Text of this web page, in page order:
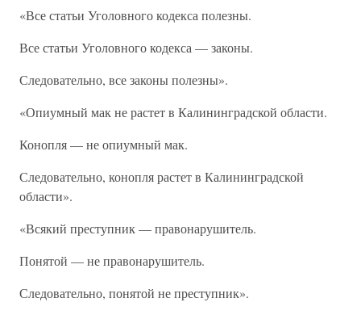
«Все статьи Уголовного кодекса полезны.
Все статьи Уголовного кодекса — законы.
Следовательно, все законы полезны».
«Опиумный мак не растет в Калининградской области.
Конопля — не опиумный мак.
Следовательно, конопля растет в Калининградской
области».
«Всякий преступник — правонарушитель.
Понятой — не правонарушитель.
Следовательно, понятой не преступник».